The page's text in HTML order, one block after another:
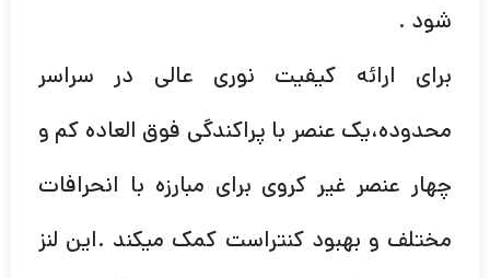
شود .
برای ارائه کیفیت نوری عالی در سراسر
محدوده،یک عنصر با پراکندگی فوق العاده کم و
چهار عنصر غیر کروی برای مبارزه با انحرافات
مختلف و بهبود کنتراست کمک میکند .این لنز